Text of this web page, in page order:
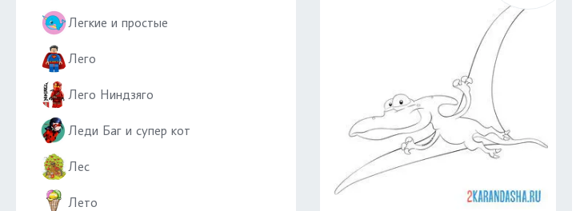
Легкие и простые
Лего
Лего Ниндзяго
Леди Баг и супер кот
Лес
Лето